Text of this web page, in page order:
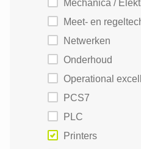
Mechanica /
Meet- en
Netwerken
Onderhoud
Operational
PCS7
PLC
Printers